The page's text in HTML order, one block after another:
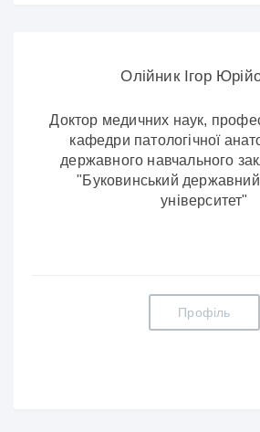
Олійник Ігор
Доктор медичних наук,
кафедри патологічної
державного навчального
"Буковинський
університет"
Профіль